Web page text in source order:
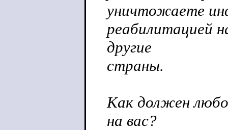
уничтожаете
реабилитацией
другие
страны.
Как должен
на вас?